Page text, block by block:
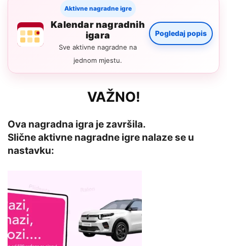
Aktivne nagradne igre
Kalendar nagradnih
igara
Sve aktivne nagradne na
jednom mjestu.
Pogledaj popis
VAŽNO!
Ova nagradna igra je završila.
Slične aktivne nagradne igre nalaze se u
nastavku: